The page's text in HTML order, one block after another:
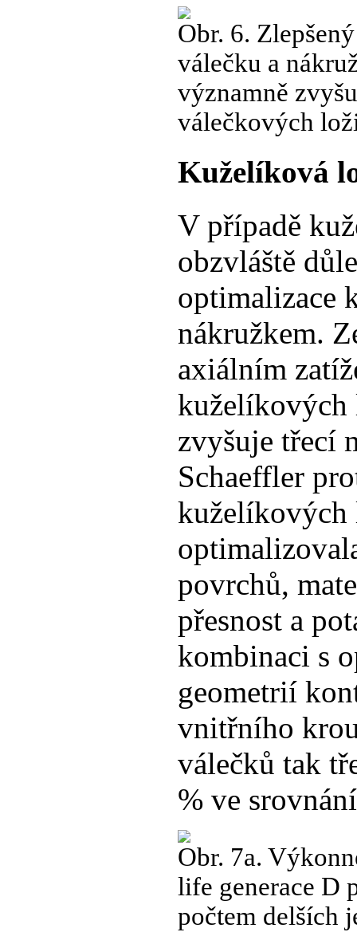
Obr. 6.
válečku a
významně
válečkových
Kuželíková
V případě
obzvláště
optimalizace
nákružkem.
axiálním
kuželíkových
zvyšuje třecí
Schaeffler
povrchů,
přesnost a
kombinaci s
geometrií
vnitřního
válečků tak
% ve
Obr. 7a.
life generace D
počtem delších